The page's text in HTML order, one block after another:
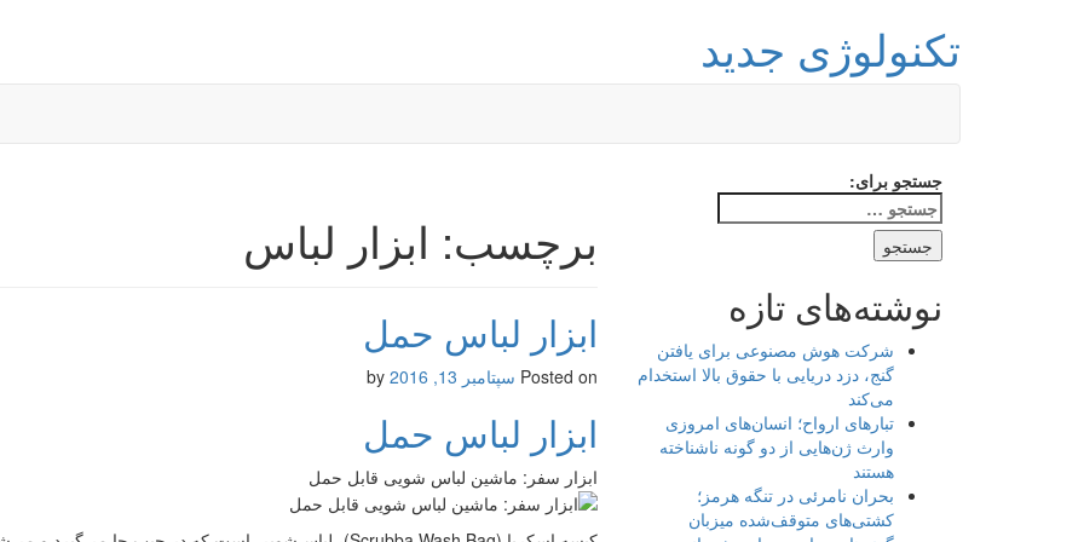
تکنولوژی جدید
برچسب: ابزار لباس‌
ابزار لباس‌ حمل
Posted on سپتامبر 13, 2016
ابزار لباس‌ حمل
ابزار سفر: ماشین لباس‌ شویی قابل حمل
جستجو برای:
نوشته‌های تازه
شرکت هوش مصنوعی برای یافتن
گنج، دزد دریایی با حقوق بالا استخدام
می‌کند
تبارهای ارواح؛ انسان‌های امروزی
وارث ژن‌هایی از دو گونه ناشناخته
هستند
بحران نامرئی در تنگه هرمز؛
کشتی‌های متوقف‌شده میزبان